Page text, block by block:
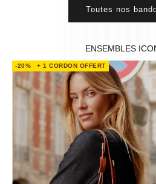
Toutes nos
‎ENSEMBLES
-20% + 1 CORDON OFFERT